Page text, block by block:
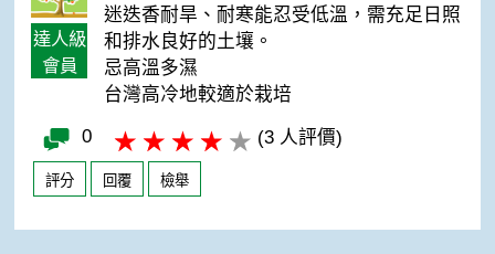
達人級
會員
迷迭香耐旱、耐寒能忍受低溫，需充足日照
和排水良好的土壤。
忌高溫多濕
台灣高冷地較適於栽培
0 (3 人評價)
評分 回覆 檢舉